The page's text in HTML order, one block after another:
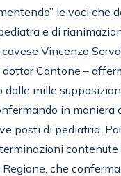
le voci che
e di
Vincenzo
dottor Cantone –
dalle mille
in
posti di pediatria.
contenute
che